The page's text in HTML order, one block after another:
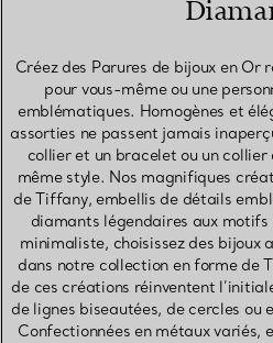
Créez des Parures de bijoux en Or
pour vous-même ou une
emblématiques. Homogènes et
assorties ne passent jamais
collier et un bracelet ou un collier
même style. Nos magnifiques
de Tiffany, embellis de détails
diamants légendaires aux motifs
minimaliste, choisissez des bijoux
dans notre collection en forme de
de ces créations réinventent
de lignes biseautées, de cercles ou
Confectionnées en métaux variés,